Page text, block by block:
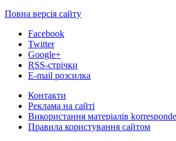
Повна версія сайту
Facebook
Twitter
Google+
RSS-стрічки
E-mail розсилка
Контакти
Реклама на сайті
Використання матеріалів
Правила користування сайтом